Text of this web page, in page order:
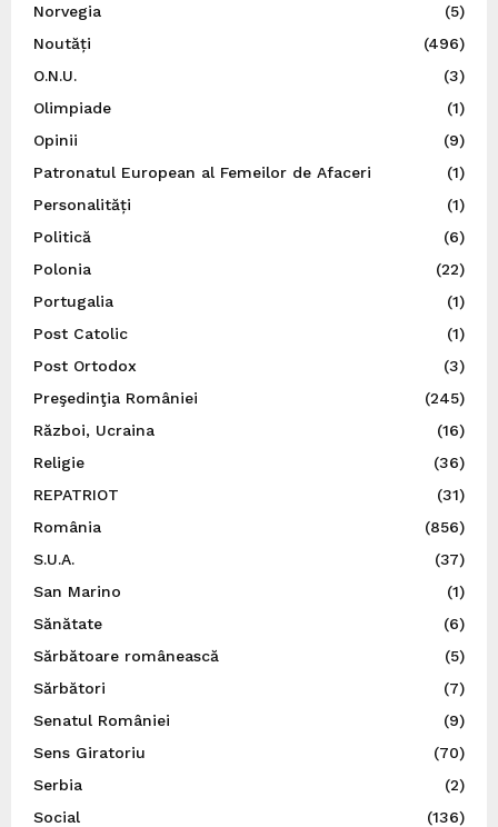
Norvegia
(5)
Noutăți
(496)
O.N.U.
(3)
Olimpiade
(1)
Opinii
(9)
Patronatul European al Femeilor de Afaceri
(1)
Personalități
(1)
Politică
(6)
Polonia
(22)
Portugalia
(1)
Post Catolic
(1)
Post Ortodox
(3)
Preşedinţia României
(245)
Război, Ucraina
(16)
Religie
(36)
REPATRIOT
(31)
România
(856)
S.U.A.
(37)
San Marino
(1)
Sănătate
(6)
Sărbătoare românească
(5)
Sărbători
(7)
Senatul României
(9)
Sens Giratoriu
(70)
Serbia
(2)
Social
(136)